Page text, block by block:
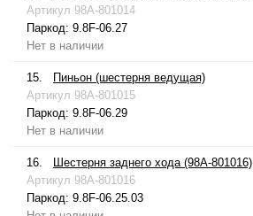
Артикул 98A-801014
Паркод: 9.8F-06.27
Нет в наличии
15.
Пиньон (шестерня ведущая)
Артикул 98A-801015
Паркод: 9.8F-06.29
Нет в наличии
16.
Шестерня заднего хода (98A-801016)
Артикул 98A-801016
Паркод: 9.8F-06.25.03